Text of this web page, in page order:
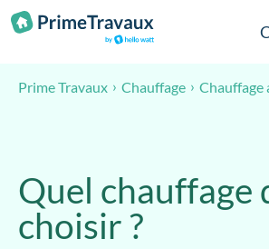
Passer au contenu
Prime Travaux Chauffage Chauffage
Quel chauffage
choisir ?